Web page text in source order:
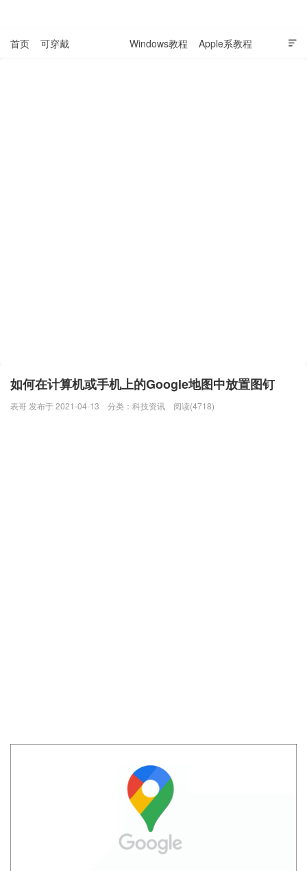

首页 可穿戴 Windows教程 Apple系教程
如何在计算机或手机上的Google地图中放置图钉
表哥 发布于 2021-04-13 分类： 科技资讯 阅读(4718)